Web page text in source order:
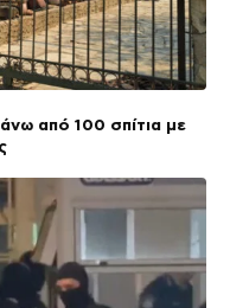
από 100 σπίτια με